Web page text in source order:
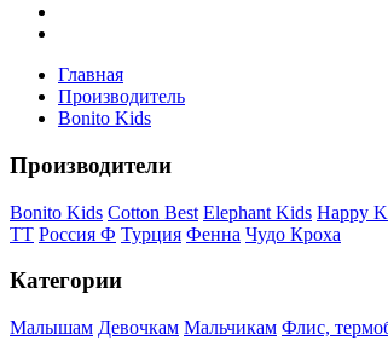
Главная
Производитель
Bonito Kids
Производители
Bonito Kids Cotton Best Elephant Kids Happy
ТТ Россия Ф Турция Фенна Чудо Кроха
Категории
Малышам Девочкам Мальчикам Флис,